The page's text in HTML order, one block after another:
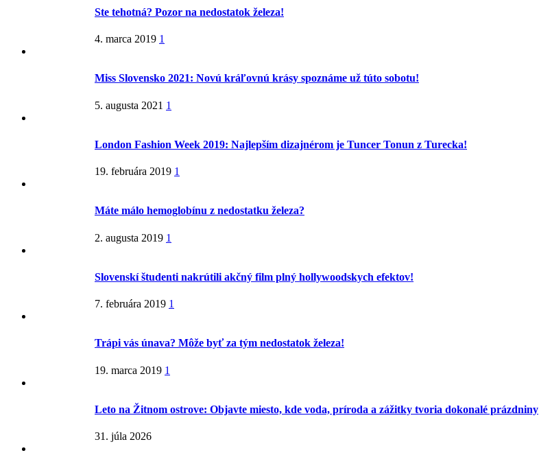
Ste tehotná? Pozor na nedostatok železa!
4. marca 2019 1
Miss Slovensko 2021: Novú kráľovnú krásy spoznáme už túto sobotu!
5. augusta 2021 1
London Fashion Week 2019: Najlepším dizajnérom je Tuncer Tonun z Turecka!
19. februára 2019 1
Máte málo hemoglobínu z nedostatku železa?
2. augusta 2019 1
Slovenskí študenti nakrútili akčný film plný hollywoodskych efektov!
7. februára 2019 1
Trápi vás únava? Môže byť za tým nedostatok železa!
19. marca 2019 1
Leto na Žitnom ostrove: Objavte miesto, kde voda, príroda a zážitky tvoria dokonalé prázdniny
31. júla 2026